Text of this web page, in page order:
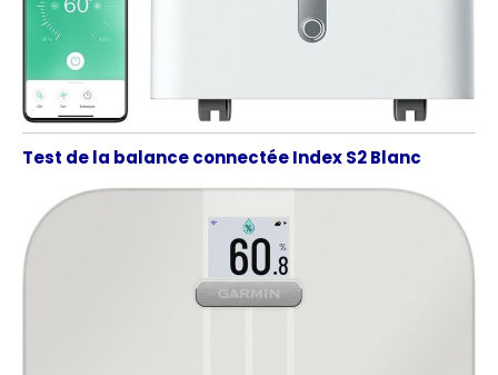
Test de la balance connectée Index S2 Blanc